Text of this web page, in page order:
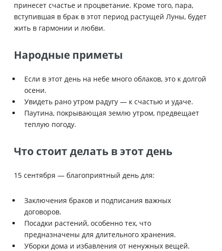
принесет счастье и процветание. Кроме того, пара,
вступившая в брак в этот период растущей Луны, будет
жить в гармонии и любви.
Народные приметы
Если в этот день на небе много облаков, это к долгой
осени.
Увидеть рано утром радугу — к счастью и удаче.
Паутина, покрывающая землю утром, предвещает
теплую погоду.
Что стоит делать в этот день
15 сентября — благоприятный день для:
Заключения браков и подписания важных
договоров.
Посадки растений, особенно тех, что
предназначены для длительного хранения.
Уборки дома и избавления от ненужных вещей.